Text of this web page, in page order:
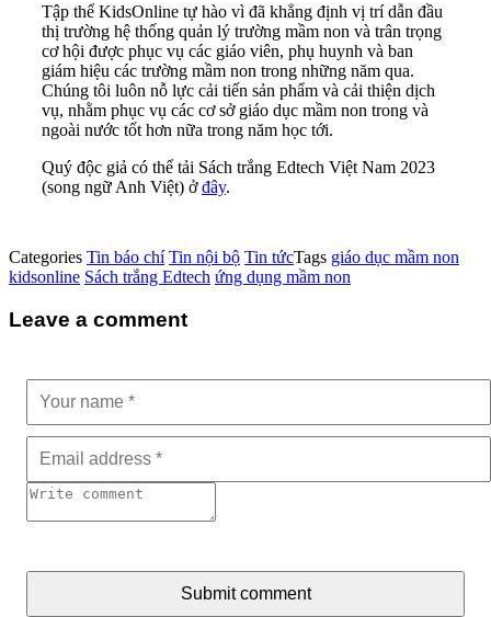
Tập thể KidsOnline tự hào vì đã khẳng định vị trí dẫn đầu
thị trường hệ thống quản lý trường mầm non và trân trọng
cơ hội được phục vụ các giáo viên, phụ huynh và ban
giám hiệu các trường mầm non trong những năm qua.
Chúng tôi luôn nỗ lực cải tiến sản phẩm và cải thiện dịch
vụ, nhằm phục vụ các cơ sở giáo dục mầm non trong và
ngoài nước tốt hơn nữa trong năm học tới.
Quý độc giả có thể tải Sách trắng Edtech Việt Nam 2023
(song ngữ Anh Việt) ởđây.
Categories Tin báo chí Tin nội bộ Tin tứcTags giáo dục mầm non
kidsonline Sách trắng Edtech ứng dụng mầm non
Leave a comment
Submit comment